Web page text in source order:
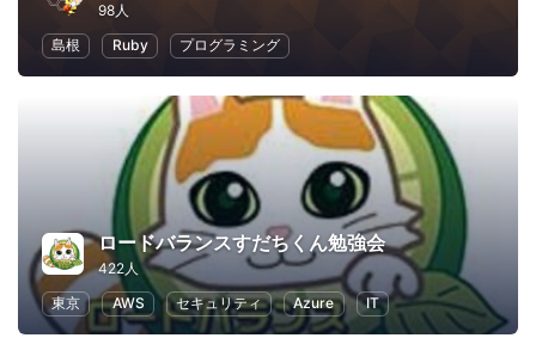
98人
島根
Ruby プログラミング
ロードバランスすだちくん勉強会
422人
東京
AWS セキュリティ Azure IT